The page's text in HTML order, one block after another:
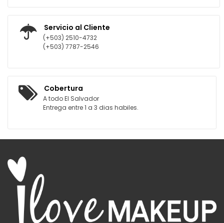
Servicio al Cliente
(+503) 2510-4732
(+503) 7787-2546
Cobertura
A todo El Salvador
Entrega entre 1 a 3 dias habiles.